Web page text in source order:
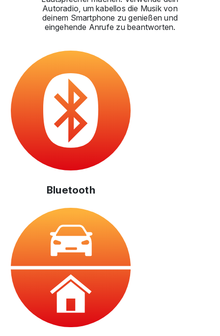
Autoradio, um kabellos die Musik von
deinem Smartphone zu genießen und
eingehende Anrufe zu beantworten.
Bluetooth